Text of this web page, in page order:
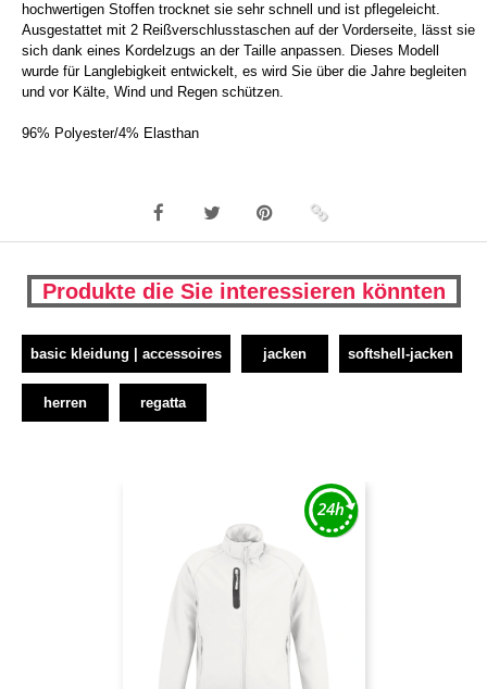
hochwertigen Stoffen trocknet sie sehr schnell und ist pflegeleicht.
Ausgestattet mit 2 Reißverschlusstaschen auf der Vorderseite, lässt sie
sich dank eines Kordelzugs an der Taille anpassen. Dieses Modell
wurde für Langlebigkeit entwickelt, es wird Sie über die Jahre begleiten
und vor Kälte, Wind und Regen schützen.
96% Polyester/4% Elasthan
Produkte die Sie interessieren könnten
basic kleidung | accessoires jacken softshell-jacken
herren regatta